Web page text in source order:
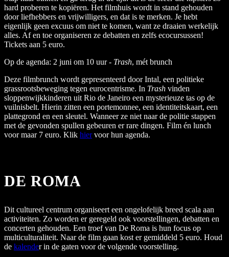
hard proberen te kopiëren. Het filmhuis wordt in stand gehouden
door liefhebbers en vrijwilligers, en dat is te merken. Je hebt
eigenlijk geen excuus om niet te komen, want ze draaien werkelijk
alles. Af en toe organiseren ze debatten en zelfs ecocursussen!
Tickets aan 5 euro.
Op de agenda: 2 juni om 10 uur - Trash, mét brunch
Deze filmbrunch wordt gepresenteerd door Intal, een politieke
grassrootsbeweging tegen eurocentrisme. In Trash vinden
sloppenwijkkinderen uit Rio de Janeiro een mysterieuze tas op de
vuilnisbelt. Hierin zitten een portemonnee, een identiteitskaart, een
plattegrond en een sleutel. Wanneer ze niet naar de politie stappen
met de gevonden spullen gebeuren er rare dingen. Film én lunch
voor maar 7 euro. Klik hiervoor hun agenda.
DE ROMA
Dit cultureel centrum organiseert een ongelofelijk breed scala aan
activiteiten. Zo worden er geregeld ook voorstellingen, debatten en
concerten gehouden. Een troef van De Roma is hun focus op
multiculturaliteit. Naar de film gaan kost er gemiddeld 5 euro. Houd
de kalender in de gaten voor de volgende voorstelling.